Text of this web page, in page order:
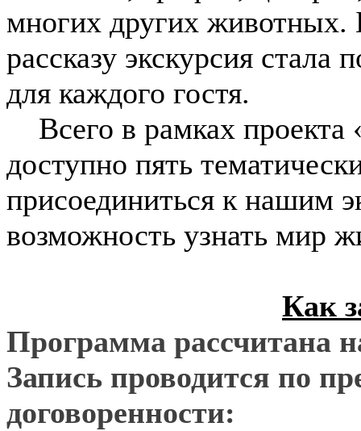
многих других животных.
рассказу экскурсия
для каждого гостя.
Всего в рамках проекта
доступно пять
присоединиться к нашим
возможность узнать мир
Как
Программа рассчитана
Запись проводится по
договоренности: